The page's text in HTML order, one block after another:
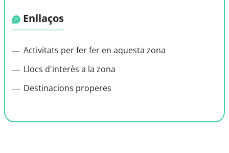
Enllaços
Activitats per fer fer en aquesta zona
Llocs d'interès a la zona
Destinacions properes